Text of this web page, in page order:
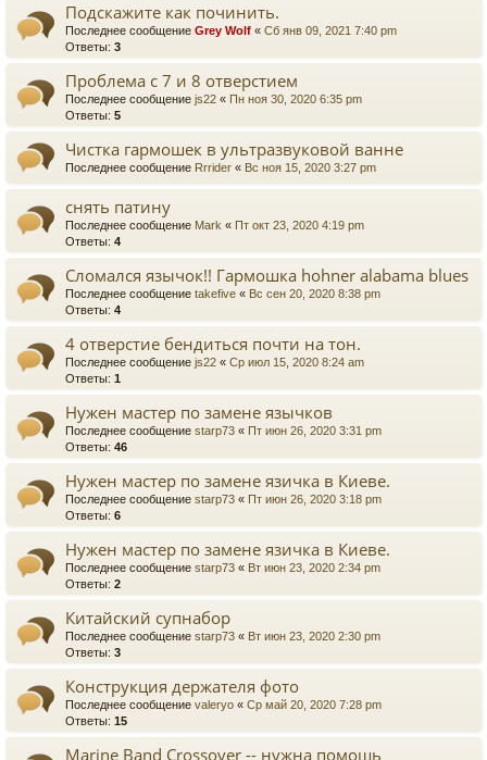
Подскажите как починить.
Последнее сообщение Grey Wolf « Сб янв 09, 2021 7:40 pm
Ответы: 3
Проблема с 7 и 8 отверстием
Последнее сообщение js22 « Пн ноя 30, 2020 6:35 pm
Ответы: 5
Чистка гармошек в ультразвуковой ванне
Последнее сообщение Rrrider « Вс ноя 15, 2020 3:27 pm
снять патину
Последнее сообщение Mark « Пт окт 23, 2020 4:19 pm
Ответы: 4
Сломался язычок!! Гармошка hohner alabama blues
Последнее сообщение takefive « Вс сен 20, 2020 8:38 pm
Ответы: 4
4 отверстие бендиться почти на тон.
Последнее сообщение js22 « Ср июл 15, 2020 8:24 am
Ответы: 1
Нужен мастер по замене язычков
Последнее сообщение starp73 « Пт июн 26, 2020 3:31 pm
Ответы: 46
Нужен мастер по замене язичка в Киеве.
Последнее сообщение starp73 « Пт июн 26, 2020 3:18 pm
Ответы: 6
Нужен мастер по замене язичка в Киеве.
Последнее сообщение starp73 « Вт июн 23, 2020 2:34 pm
Ответы: 2
Китайский супнабор
Последнее сообщение starp73 « Вт июн 23, 2020 2:30 pm
Ответы: 3
Конструкция держателя фото
Последнее сообщение valeryo « Ср май 20, 2020 7:28 pm
Ответы: 15
Marine Band Crossover -- нужна помощь